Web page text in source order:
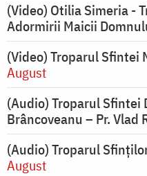
(Video) Otilia Simeria -
Adormirii Maicii
(Video) Troparul Sfintei
August
(Audio) Troparul Sfintei
Brâncoveanu – Pr. Vlad
(Audio) Troparul
August